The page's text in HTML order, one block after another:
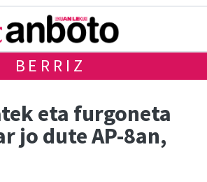
BERRIZ
eta furgoneta
jo dute AP-8an,